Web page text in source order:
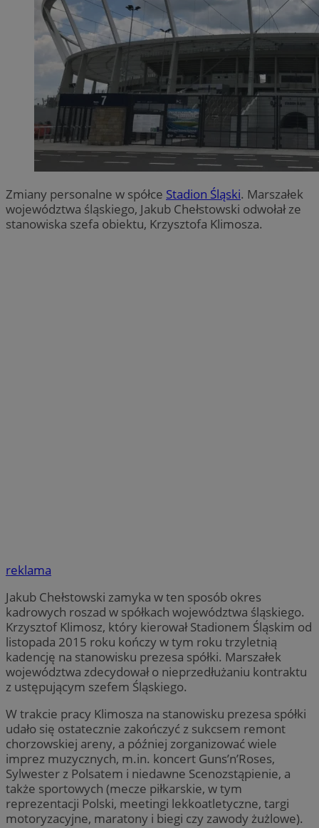
Zmiany personalne w spółce Stadion Śląski. Marszałek
województwa śląskiego, Jakub Chełstowski odwołał ze
stanowiska szefa obiektu, Krzysztofa Klimosza.
reklama
Jakub Chełstowski zamyka w ten sposób okres
kadrowych roszad w spółkach województwa śląskiego.
Krzysztof Klimosz, który kierował Stadionem Śląskim od
listopada 2015 roku kończy w tym roku trzyletnią
kadencję na stanowisku prezesa spółki. Marszałek
województwa zdecydował o nieprzedłużaniu kontraktu
z ustępującym szefem Śląskiego.
W trakcie pracy Klimosza na stanowisku prezesa spółki
udało się ostatecznie zakończyć z sukcsem remont
chorzowskiej areny, a później zorganizować wiele
imprez muzycznych, m.in. koncert Guns’n’Roses,
Sylwester z Polsatem i niedawne Scenozstąpienie, a
także sportowych (mecze piłkarskie, w tym
reprezentacji Polski, meetingi lekkoatletyczne, targi
motoryzacyjne, maratony i biegi czy zawody żużlowe).